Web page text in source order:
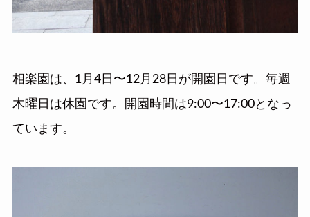
相楽園は、1月4日〜12月28日が開園日です。毎週
木曜日は休園です。開園時間は9:00〜17:00となっ
ています。